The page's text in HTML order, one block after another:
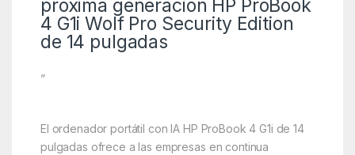
próxima generación HP ProBook
4 G1i Wolf Pro Security Edition
de 14 pulgadas
”
El ordenador portátil con IA HP ProBook 4 G1i de 14
pulgadas ofrece a las empresas en continua